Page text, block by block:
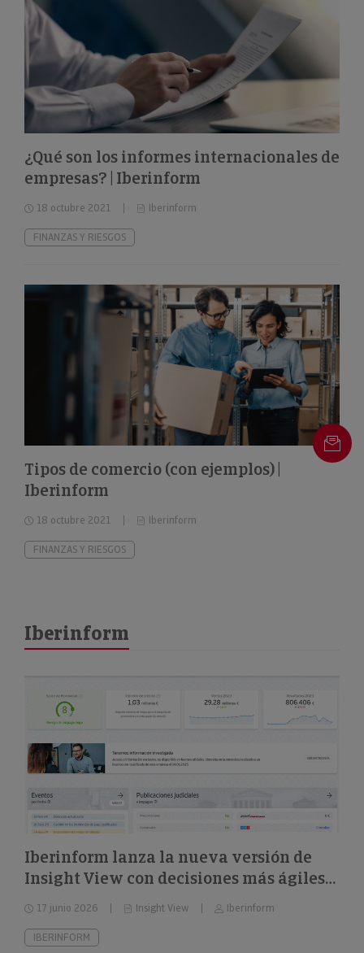
¿Qué son los informes internacionales de
empresas? | Iberinform
18 octubre 2021 Iberinform
FINANZAS Y RIESGOS
Tipos de comercio (con ejemplos) |
Iberinform
18 octubre 2021 Iberinform
FINANZAS Y RIESGOS
Iberinform
Iberinform lanza la nueva versión de
Insight View con decisiones más ágiles
sobre 322 millones de empresas y
nuevas capacidades en su
funcionalidad de IA
17 junio 2026 Insight View Iberinform
IBERINFORM